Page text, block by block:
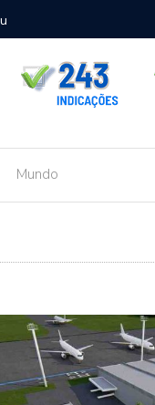
Dourados
Mundo